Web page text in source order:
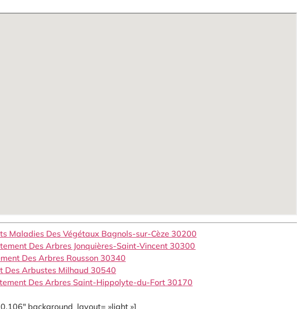
Maladies Des Végétaux Bagnols-sur-Cèze 30200
Des Arbres Jonquières-Saint-Vincent 30300
Des Arbres Rousson 30340
Des Arbustes Milhaud 30540
Des Arbres Saint-Hippolyte-du-Fort 30170
background_layout= »light »]